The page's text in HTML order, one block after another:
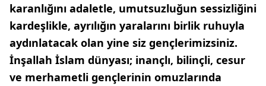
karanlığını adaletle, umutsuzluğun sessizliğini
kardeşlikle, ayrılığın yaralarını birlik ruhuyla
aydınlatacak olan yine siz gençlerimizsiniz.
İnşallah İslam dünyası; inançlı, bilinçli, cesur
ve merhametli gençlerinin omuzlarında